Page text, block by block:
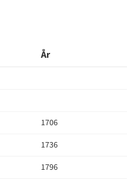
År
1706
1736
1796